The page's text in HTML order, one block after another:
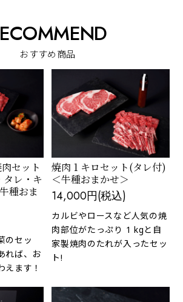
おすすめ商品
セット
レ・キ
種おま
のセッ
れば、お
えます！
焼肉 1 キロセット(タレ付)
＜牛種おまかせ＞
14,000円(税込)
カルビやロースなど人気の焼
肉部位がたっぷり 1 kgと自
家製焼肉のたれが入ったセッ
ト!